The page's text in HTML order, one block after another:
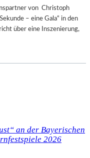
S
S
T
R
I
von Christoph
– eine Gala“ in den
über eine Inszenierung,
an der Bayerischen
2026